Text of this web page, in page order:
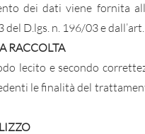
dei dati viene fornita
D.lgs. n. 196/03 e
RACCOLTA
lecito e secondo
le finalità del